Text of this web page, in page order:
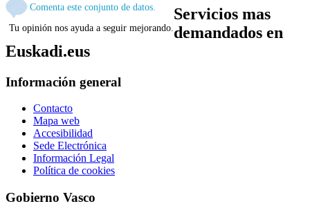
Comenta este conjunto de datos.
Tu opinión nos ayuda a seguir mejorando.
Servicios mas
demandados en
Euskadi.eus
Información general
Contacto
Mapa web
Accesibilidad
Sede Electrónica
Información Legal
Política de cookies
Gobierno Vasco